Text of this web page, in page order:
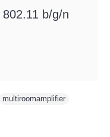
b/g/n
multiroomamplifier